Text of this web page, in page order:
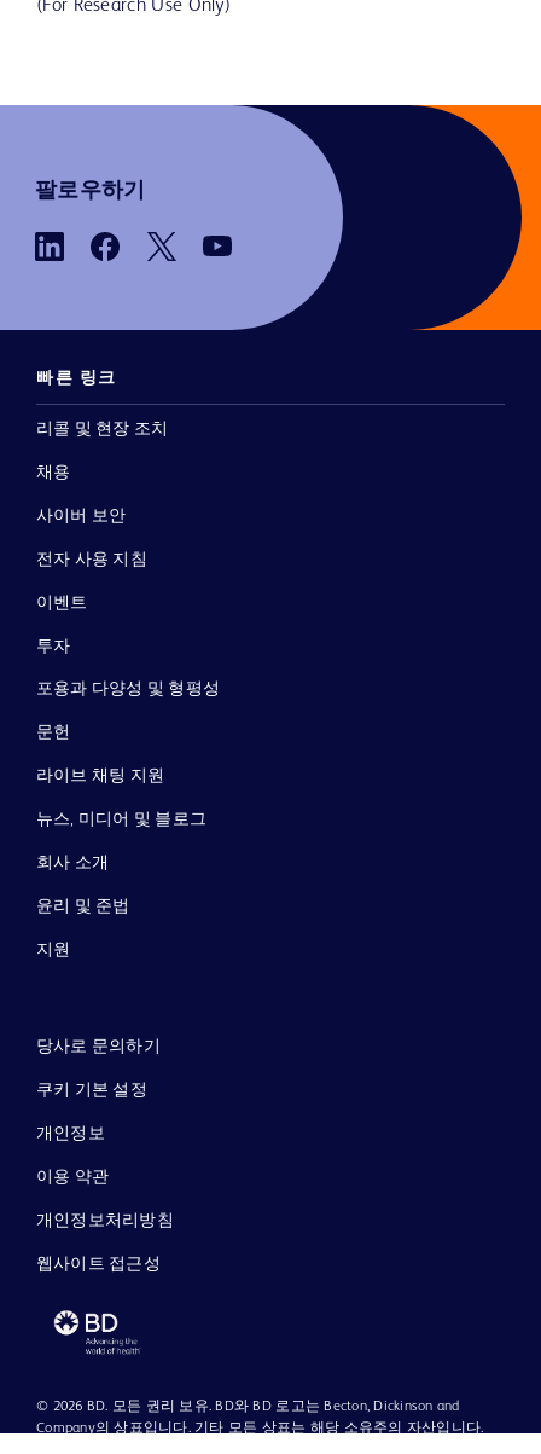
(For Research Use Only)
팔로우하기
빠른 링크
리콜 및 현장 조치
채용
사이버 보안
전자 사용 지침
이벤트
투자
포용과 다양성 및 형평성
문헌
라이브 채팅 지원
뉴스, 미디어 및 블로그
회사 소개
윤리 및 준법
지원
당사로 문의하기
쿠키 기본 설정
개인정보
이용 약관
개인정보처리방침
웹사이트 접근성
© 2026 BD. 모든 권리 보유. BD와 BD 로고는 Becton, Dickinson and
Company의 상표입니다. 기타 모든 상표는 해당 소유주의 자산입니다.